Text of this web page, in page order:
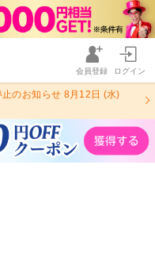
会員登録 ログイン
のお知らせ 8月12日 (水)